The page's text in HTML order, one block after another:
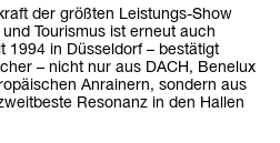
der größten Leistungs-Show
Tourismus ist erneut auch
1994 in Düsseldorf – bestätigt
– nicht nur aus DACH, Benelux
Anrainern, sondern aus
Resonanz in den Hallen